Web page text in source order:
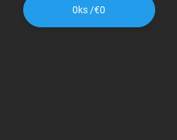
0ks /€0